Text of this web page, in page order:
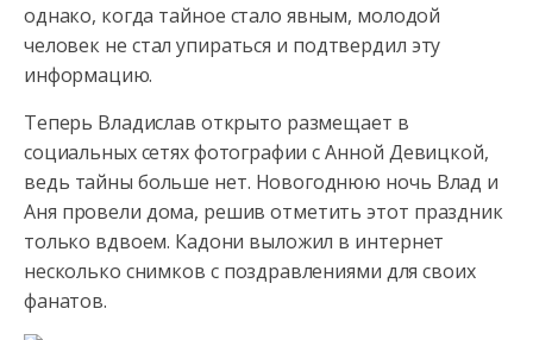
однако, когда тайное стало явным, молодой
человек не стал упираться и подтвердил эту
информацию.
Теперь Владислав открыто размещает в
социальных сетях фотографии с Анной Девицкой,
ведь тайны больше нет. Новогоднюю ночь Влад и
Аня провели дома, решив отметить этот праздник
только вдвоем. Кадони выложил в интернет
несколько снимков с поздравлениями для своих
фанатов.